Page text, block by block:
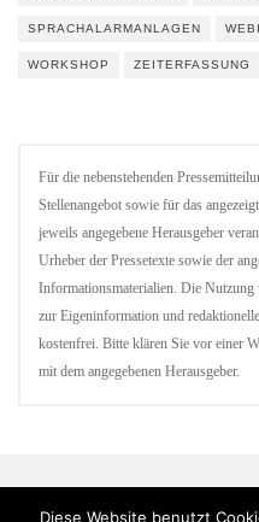
SPRACHALARMANLAGEN
WORKSHOP ZEITERFASSUNG
Für die nebenstehenden
Stellenangebot sowie für das
jeweils angegebene Herausgeber
Urheber der Pressetexte sowie der
Informationsmaterialien. Die
zur Eigeninformation und
kostenfrei. Bitte klären Sie vor einer
mit dem angegebenen Herausgeber.
Diese Website benutzt